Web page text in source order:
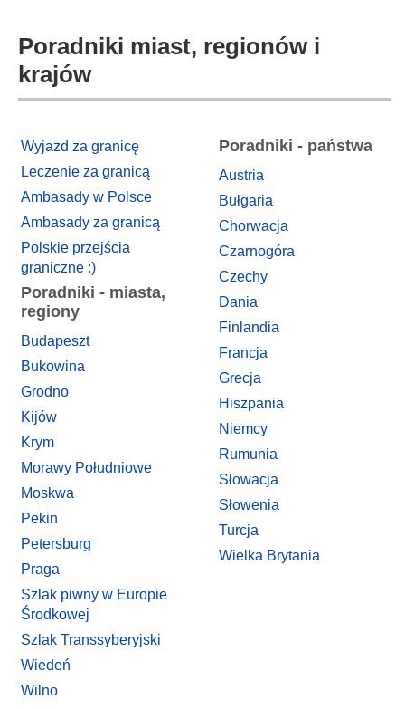
Poradniki miast, regionów i
krajów
Wyjazd za granicę
Leczenie za granicą
Ambasady w Polsce
Ambasady za granicą
Polskie przejścia
graniczne :)
Poradniki - miasta,
regiony
Budapeszt
Bukowina
Grodno
Kijów
Krym
Morawy Południowe
Moskwa
Pekin
Petersburg
Praga
Szlak piwny w Europie
Środkowej
Szlak Transsyberyjski
Wiedeń
Wilno
Poradniki - państwa
Austria
Bułgaria
Chorwacja
Czarnogóra
Czechy
Dania
Finlandia
Francja
Grecja
Hiszpania
Niemcy
Rumunia
Słowacja
Słowenia
Turcja
Wielka Brytania